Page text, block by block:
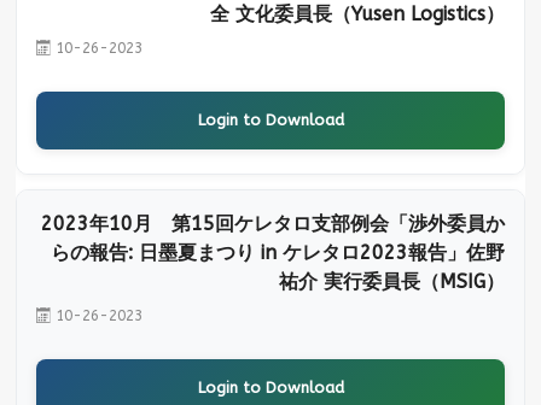
全 文化委員長（Yusen Logistics）
10-26-2023
Login to Download
2023年10月 第15回ケレタロ支部例会「渉外委員か
らの報告: 日墨夏まつり in ケレタロ2023報告」佐野
祐介 実行委員長（MSIG）
10-26-2023
Login to Download